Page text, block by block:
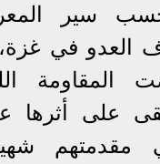
سير
العدو في غزة،
المقاومة
على أثرها
مقدمتهم